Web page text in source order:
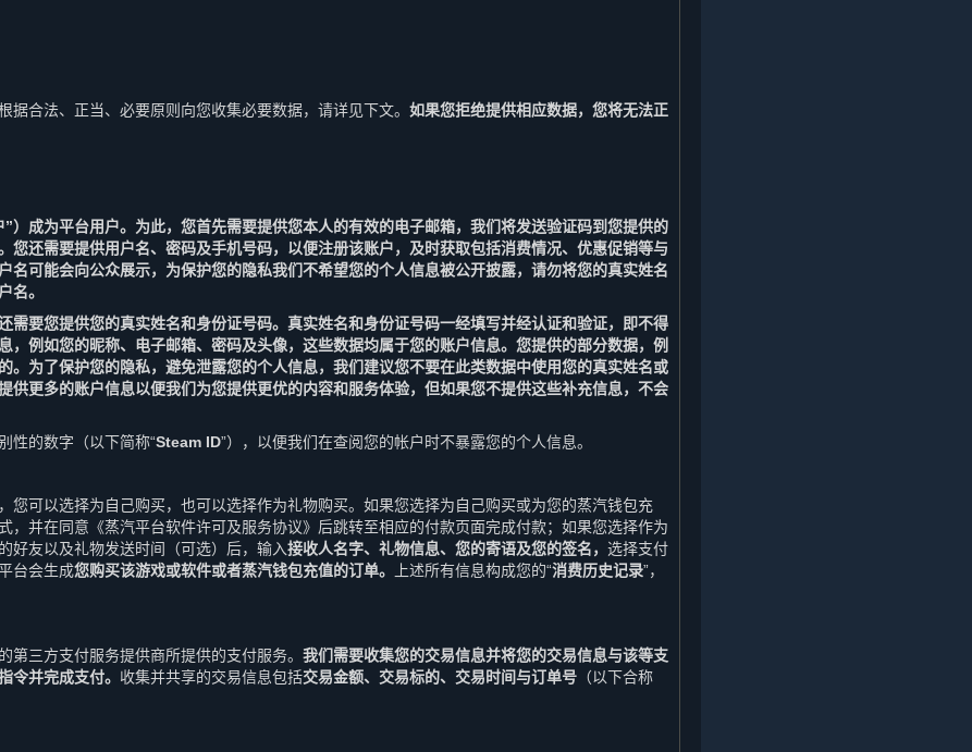
据合法、正当、必要原则向您收集必要数据，请详见下文。 如果您拒绝提供相应数据，您将无法正
）成为平台用户。为此，您首先需要提供您本人的有效的电子邮箱，我们将发送验证码到您提供的
您还需要提供用户名、密码及手机号码，以便注册该账户，及时获取包括消费情况、优惠促销等与
名可能会向公众展示，为保护您的隐私我们不希望您的个人信息被公开披露，请勿将您的真实姓名
名。
需要您提供您的真实姓名和身份证号码。真实姓名和身份证号码一经填写并经认证和验证，即不得
，例如您的昵称、电子邮箱、密码及头像，这些数据均属于您的账户信息。您提供的部分数据，例
。为了保护您的隐私，避免泄露您的个人信息，我们建议您不要在此类数据中使用您的真实姓名或
供更多的账户信息以便我们为您提供更优的内容和服务体验，但如果您不提供这些补充信息，不会
性的数字（以下简称“Steam ID”），以便我们在查阅您的帐户时不暴露您的个人信息。
您可以选择为自己购买，也可以选择作为礼物购买。如果您选择为自己购买或为您的蒸汽钱包充
，并在同意《蒸汽平台软件许可及服务协议》后跳转至相应的付款页面完成付款；如果您选择作为
好友以及礼物发送时间（可选）后，输入接收人名字、礼物信息、您的寄语及您的签名， 选择支付
台会生成您购买该游戏或软件或者蒸汽钱包充值的订单。 上述所有信息构成您的“消费历史记录”，
第三方支付服务提供商所提供的支付服务。 我们需要收集您的交易信息并将您的交易信息与该等支
令并完成支付。 收集并共享的交易信息包括交易金额、交易标的、交易时间与订单号 （以下合称